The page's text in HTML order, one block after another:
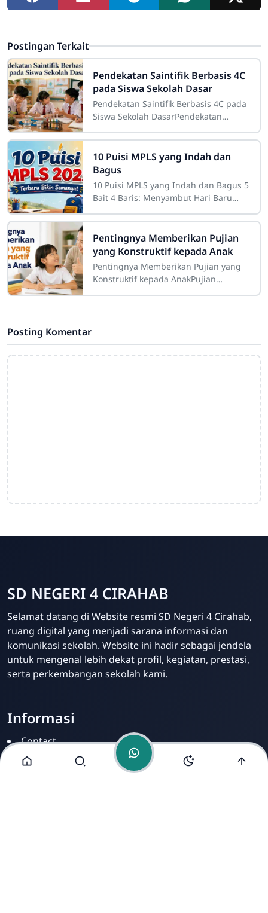
Admin
Online
Postingan Terkait
Pendekatan Saintifik Berbasis 4C
pada Siswa Sekolah Dasar
Pendekatan Saintifik Berbasis 4C pada
Siswa Sekolah DasarPendekatan
sekolah dasar merupakan strategi
pembelajaran
10 Puisi MPLS yang Indah dan
Bagus
10 Puisi MPLS yang Indah dan Bagus 5
Bait 4 Baris: Menyambut Hari Baru
Sdn4cirahab.sch.id - Masa Pengenalan
Lingkungan
Pentingnya Memberikan Pujian
yang Konstruktif kepada Anak
Pentingnya Memberikan Pujian yang
Konstruktif kepada AnakPujian
Posting Komentar
SD NEGERI 4 CIRAHAB
Selamat datang di Website resmi SD Negeri 4 Cirahab,
ruang digital yang menjadi sarana informasi dan
komunikasi sekolah. Website ini hadir sebagai jendela
untuk mengenal lebih dekat profil, kegiatan, prestasi,
serta perkembangan sekolah kami.
Informasi
Contact
Disclamer